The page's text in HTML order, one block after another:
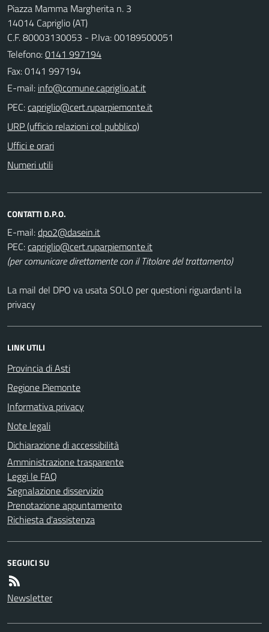
Piazza Mamma Margherita n. 3
14014 Capriglio (AT)
C.F. 80003130053 - P.Iva: 00189500051
Telefono:0141 997194
Fax: 0141 997194
E-mail:
PEC:
URP (ufficio relazioni col pubblico)
Uffici e orari
Numeri utili
CONTATTI D.P.O.
E-mail:
PEC:
(per comunicare direttamente con il Titolare del trattamento)
La mail del DPO va usata SOLO per questioni riguardanti la
privacy
LINK UTILI
Provincia di Asti
Regione Piemonte
Informativa privacy
Note legali
Dichiarazione di accessibilità
Amministrazione trasparente
Leggi le FAQ
Segnalazione disservizio
Prenotazione appuntamento
Richiesta d'assistenza
SEGUICI SU
Newsletter